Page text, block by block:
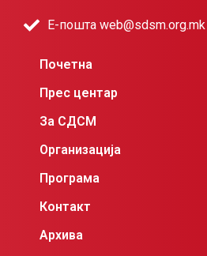
Е-пошта web@sdsm.org.mk
Почетна
Прес центар
За СДСМ
Организација
Програма
Контакт
Архива